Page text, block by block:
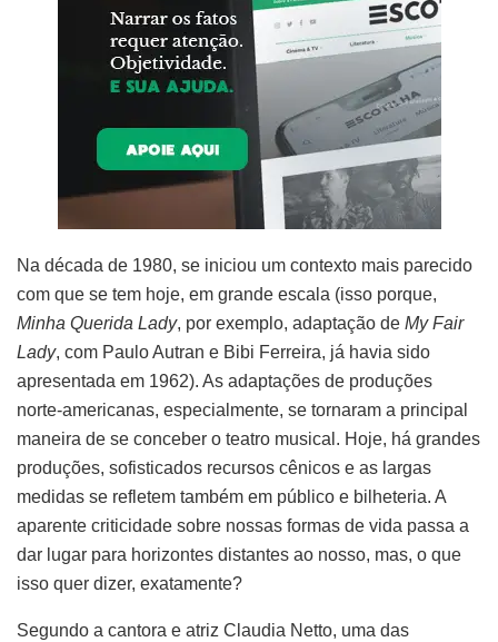
Na década de 1980, se iniciou um contexto mais parecido
com que se tem hoje, em grande escala (isso porque,
Minha Querida Lady, por exemplo, adaptação de My Fair
Lady, com Paulo Autran e Bibi Ferreira, já havia sido
apresentada em 1962). As adaptações de produções
norte-americanas, especialmente, se tornaram a principal
maneira de se conceber o teatro musical. Hoje, há grandes
produções, sofisticados recursos cênicos e as largas
medidas se refletem também em público e bilheteria. A
aparente criticidade sobre nossas formas de vida passa a
dar lugar para horizontes distantes ao nosso, mas, o que
isso quer dizer, exatamente?
Segundo a cantora e atriz Claudia Netto, uma das